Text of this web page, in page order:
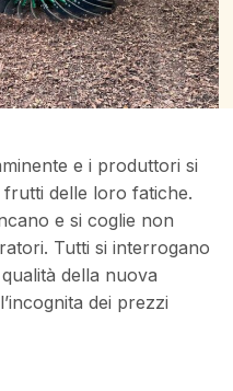
e i produttori si
delle loro fatiche.
e si coglie non
Tutti si interrogano
della nuova
dei prezzi